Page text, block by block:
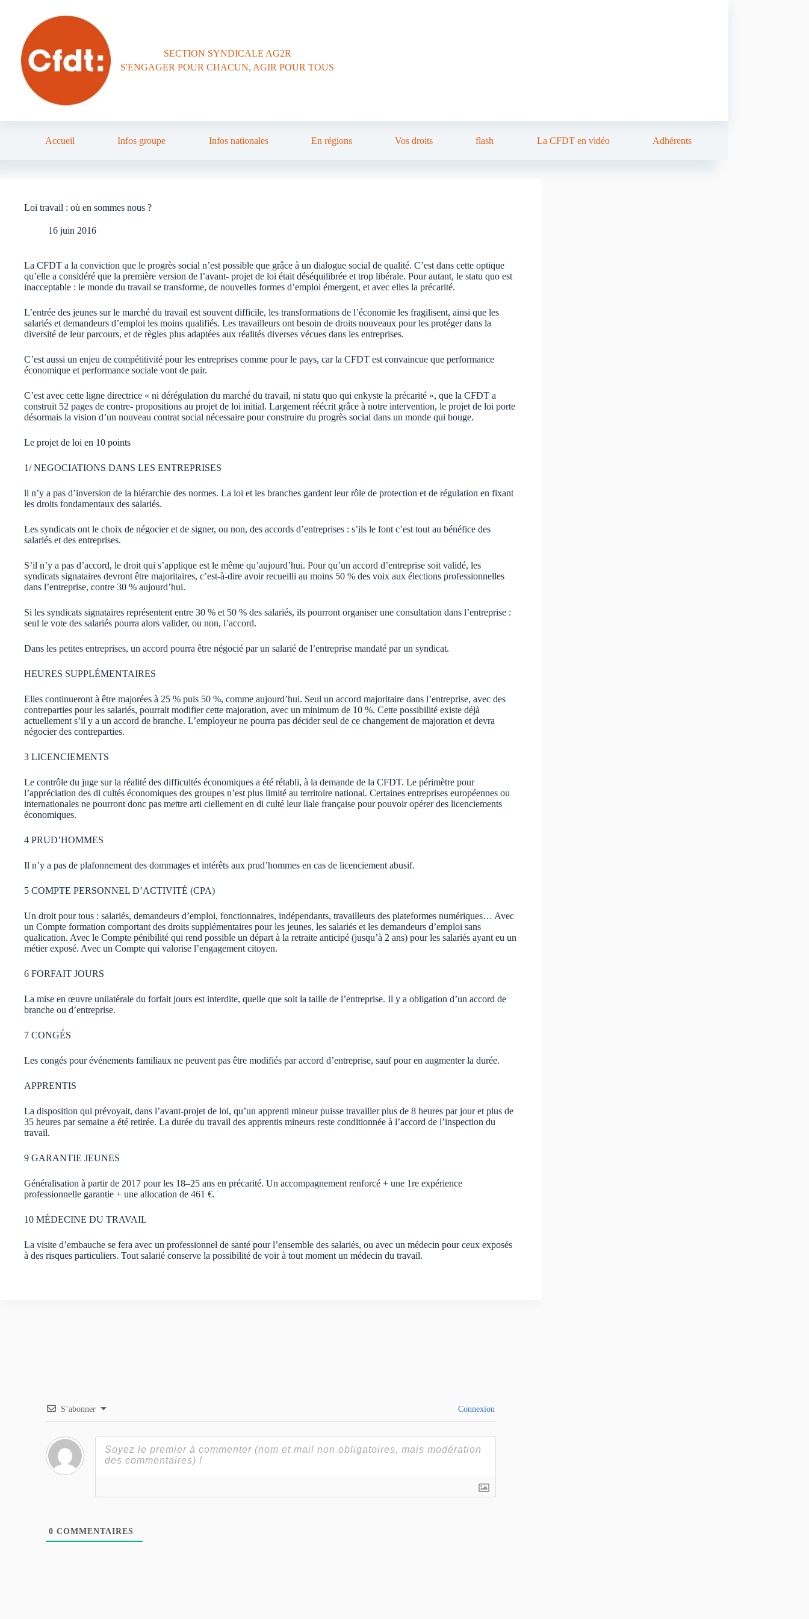
SECTION SYNDICALE AG2R
S'ENGAGER POUR CHACUN, AGIR POUR TOUS
Accueil Infos groupe Infos nationales En régions Vos droits flash La CFDT en vidéo Adhérents
Loi travail : où en sommes nous ?
16 juin 2016
La CFDT a la conviction que le progrès social n’est possible que grâce à un dialogue social de qualité. C’est dans cette optique
qu’elle a considéré que la première version de l’avant- projet de loi était déséquilibrée et trop libérale. Pour autant, le statu quo est
inacceptable : le monde du travail se transforme, de nouvelles formes d’emploi émergent, et avec elles la précarité.
L’entrée des jeunes sur le marché du travail est souvent difficile, les transformations de l’économie les fragilisent, ainsi que les
salariés et demandeurs d’emploi les moins qualifiés. Les travailleurs ont besoin de droits nouveaux pour les protéger dans la
diversité de leur parcours, et de règles plus adaptées aux réalités diverses vécues dans les entreprises.
C’est aussi un enjeu de compétitivité pour les entreprises comme pour le pays, car la CFDT est convaincue que performance
économique et performance sociale vont de pair.
C’est avec cette ligne directrice « ni dérégulation du marché du travail, ni statu quo qui enkyste la précarité », que la CFDT a
construit 52 pages de contre- propositions au projet de loi initial. Largement réécrit grâce à notre intervention, le projet de loi porte
désormais la vision d’un nouveau contrat social nécessaire pour construire du progrès social dans un monde qui bouge.
Le projet de loi en 10 points
1/ NEGOCIATIONS DANS LES ENTREPRISES
ll n’y a pas d’inversion de la hiérarchie des normes. La loi et les branches gardent leur rôle de protection et de régulation en fixant
les droits fondamentaux des salariés.
Les syndicats ont le choix de négocier et de signer, ou non, des accords d’entreprises : s’ils le font c’est tout au bénéfice des
salariés et des entreprises.
S’il n’y a pas d’accord, le droit qui s’applique est le même qu’aujourd’hui. Pour qu’un accord d’entreprise soit validé, les
syndicats signataires devront être majoritaires, c’est-à-dire avoir recueilli au moins 50 % des voix aux élections professionnelles
dans l’entreprise, contre 30 % aujourd’hui.
Si les syndicats signataires représentent entre 30 % et 50 % des salariés, ils pourront organiser une consultation dans l’entreprise :
seul le vote des salariés pourra alors valider, ou non, l’accord.
Dans les petites entreprises, un accord pourra être négocié par un salarié de l’entreprise mandaté par un syndicat.
HEURES SUPPLÉMENTAIRES
Elles continueront à être majorées à 25 % puis 50 %, comme aujourd’hui. Seul un accord majoritaire dans l’entreprise, avec des
contreparties pour les salariés, pourrait modifier cette majoration, avec un minimum de 10 %. Cette possibilité existe déjà
actuellement s’il y a un accord de branche. L’employeur ne pourra pas décider seul de ce changement de majoration et devra
négocier des contreparties.
3 LICENCIEMENTS
Le contrôle du juge sur la réalité des difficultés économiques a été rétabli, à la demande de la CFDT. Le périmètre pour
l’appréciation des di cultés économiques des groupes n’est plus limité au territoire national. Certaines entreprises européennes ou
internationales ne pourront donc pas mettre arti ciellement en di culté leur liale française pour pouvoir opérer des licenciements
économiques.
4 PRUD’HOMMES
Il n’y a pas de plafonnement des dommages et intérêts aux prud’hommes en cas de licenciement abusif.
5 COMPTE PERSONNEL D’ACTIVITÉ (CPA)
Un droit pour tous : salariés, demandeurs d’emploi, fonctionnaires, indépendants, travailleurs des plateformes numériques… Avec
un Compte formation comportant des droits supplémentaires pour les jeunes, les salariés et les demandeurs d’emploi sans
qualication. Avec le Compte pénibilité qui rend possible un départ à la retraite anticipé (jusqu’à 2 ans) pour les salariés ayant eu un
métier exposé. Avec un Compte qui valorise l’engagement citoyen.
6 FORFAIT JOURS
La mise en œuvre unilatérale du forfait jours est interdite, quelle que soit la taille de l’entreprise. Il y a obligation d’un accord de
branche ou d’entreprise.
7 CONGÉS
Les congés pour événements familiaux ne peuvent pas être modifiés par accord d’entreprise, sauf pour en augmenter la durée.
APPRENTIS
La disposition qui prévoyait, dans l’avant-projet de loi, qu’un apprenti mineur puisse travailler plus de 8 heures par jour et plus de
35 heures par semaine a été retirée. La durée du travail des apprentis mineurs reste conditionnée à l’accord de l’inspection du
travail.
9 GARANTIE JEUNES
Généralisation à partir de 2017 pour les 18–25 ans en précarité. Un accompagnement renforcé + une 1re expérience
professionnelle garantie + une allocation de 461 €.
10 MÉDECINE DU TRAVAIL
La visite d’embauche se fera avec un professionnel de santé pour l’ensemble des salariés, ou avec un médecin pour ceux exposés
à des risques particuliers. Tout salarié conserve la possibilité de voir à tout moment un médecin du travail.
S’abonner Connexion
0 COMMENTAIRES